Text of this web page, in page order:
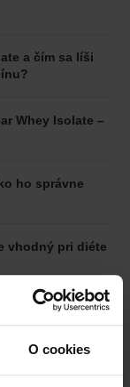
O cookies
a čím sa líši
Whey Isolate –
ho správne
vhodný pri diéte
Isolate laktózu?
a